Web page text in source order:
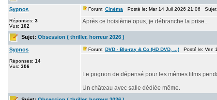
Sypnos
Réponses: 3
Vus: 102
Forum: Cinéma Posté le: Mar 14 Juil 2026 21:06
Après ce troisième opus, je débranche la prise...
Sujet: Obsession ( thriller, horreur 2026 )
Sypnos
Réponses: 14
Vus: 306
Forum: DVD - Blu-ray & Co (HD DVD, ...) Posté le: Ven
Le pognon de dépensé pour les mêmes films
Un château avec salle dédiée même.